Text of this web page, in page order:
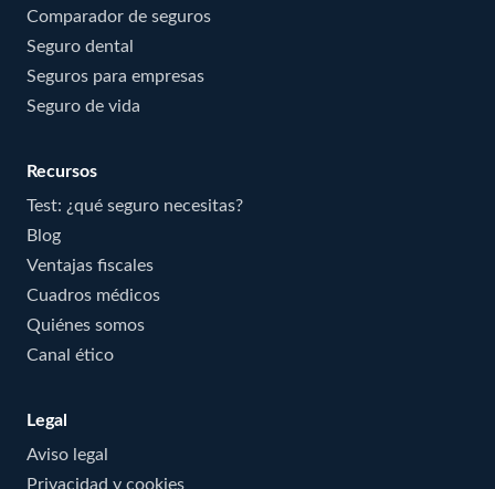
Comparador de seguros
Seguro dental
Seguros para empresas
Seguro de vida
Recursos
Test: ¿qué seguro necesitas?
Blog
Ventajas fiscales
Cuadros médicos
Quiénes somos
Canal ético
Legal
Aviso legal
Privacidad y cookies